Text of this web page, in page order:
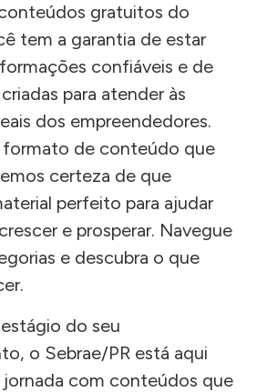
gratuitos do
tem a garantia de estar
confiáveis e de
para atender às
dos empreendedores.
formato de conteúdo que
certeza de que
perfeito para ajudar
e prosperar. Navegue
e descubra o que
do seu
o Sebrae/PR está aqui
jornada com conteúdos que